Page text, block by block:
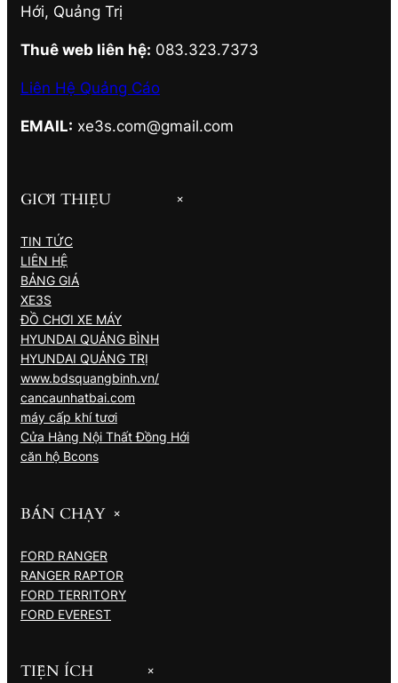
Hới, Quảng Trị
Thuê web liên hệ: 083.323.7373
Liên Hệ Quảng Cáo
EMAIL: xe3s.com@gmail.com
GIỚI THIỆU +
TIN TỨC
LIÊN HỆ
BẢNG GIÁ
XE3S
ĐỒ CHƠI XE MÁY
HYUNDAI QUẢNG BÌNH
HYUNDAI QUẢNG TRỊ
www.bdsquangbinh.vn/
cancaunhatbai.com
máy cấp khí tươi
Cửa Hàng Nội Thất Đồng Hới
căn hộ Bcons
BÁN CHẠY +
FORD RANGER
RANGER RAPTOR
FORD TERRITORY
FORD EVEREST
TIỆN ÍCH +